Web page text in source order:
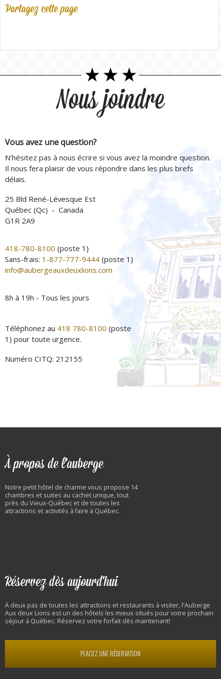
Partagez cette page
Nous joindre
Vous avez une question?
N’hésitez pas à nous écrire si vous avez la moindre question.
Il nous fera plaisir de vous répondre dans les plus brefs
délais.
25 Bld René-Lévesque Est
Québec (Qc) - Canada
G1R 2A9
418-780-8100 (poste 1)
Sans-frais: 1-877-777-9444 (poste 1)
info@aubergeauxdeuxlions.com
8h à 19h - Tous les jours
Téléphonez au 418 780-8100 (poste
1) pour toute urgence.
Numéro CITQ: 212155
À propos de l'auberge
Notre petit hôtel de charme vous propose 14
chambres et suites au cachet unique, tout
près du Vieux-Québec et de toutes les
attractions et activités à faire à Québec.
Réservez dès aujourd'hui
À deux pas de toutes les attractions et restaurants à visiter, l'Auberge
Aux deux Lions est un des hôtels les mieux situés pour votre prochain
séjour à Québec. Réservez votre forfait dès maintenant!
PLACEZ UNE RÉSERVATION